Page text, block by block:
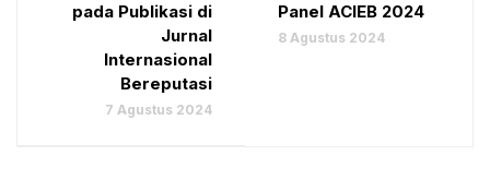
pada Publikasi di
Jurnal
Internasional
Bereputasi
7 Agustus 2024
Panel ACIEB 2024
8 Agustus 2024